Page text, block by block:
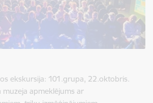
ekskursija: 101.grupa, 22.oktobris.
apmeklējums ar